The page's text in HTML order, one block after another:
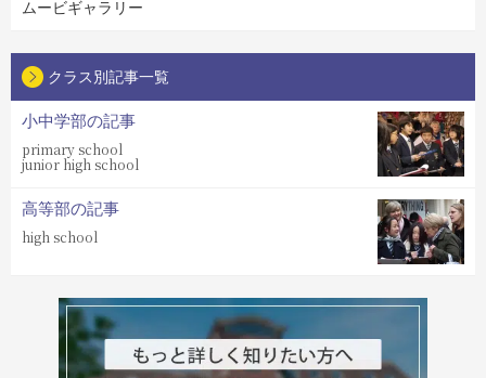
ムービギャラリー
クラス別記事一覧
小中学部の記事
primary school
junior high school
高等部の記事
high school